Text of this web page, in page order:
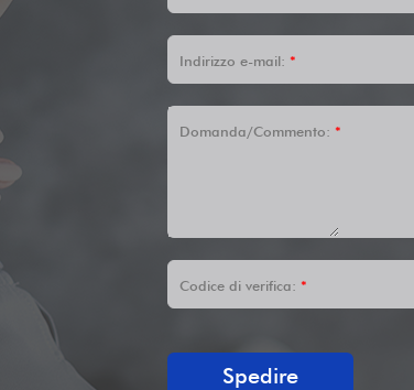
Indirizzo e-mail: *
Domanda/Commento: *
Codice di verifica: *
Spedire